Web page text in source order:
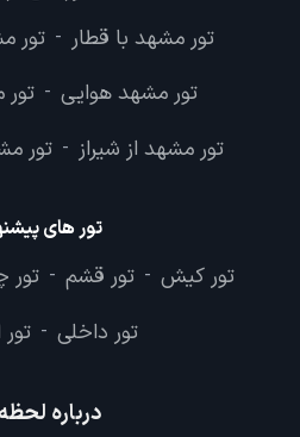
تور مشهد با قطار - تور
تور مشهد هوایی - تور
تور مشهد از شیراز - تور
تور های
تور کیش - تور قشم - تور
تور داخلی -
درباره